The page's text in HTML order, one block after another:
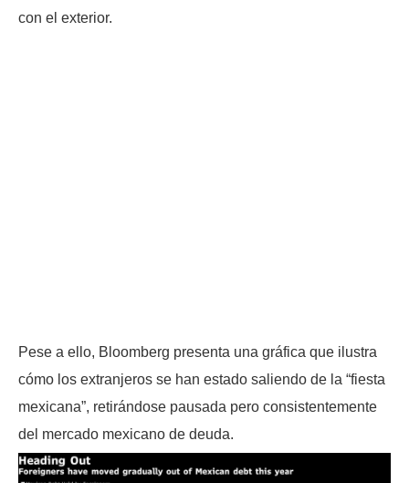
con el exterior.
Pese a ello, Bloomberg presenta una gráfica que ilustra
cómo los extranjeros se han estado saliendo de la “fiesta
mexicana”, retirándose pausada pero consistentemente
del mercado mexicano de deuda.